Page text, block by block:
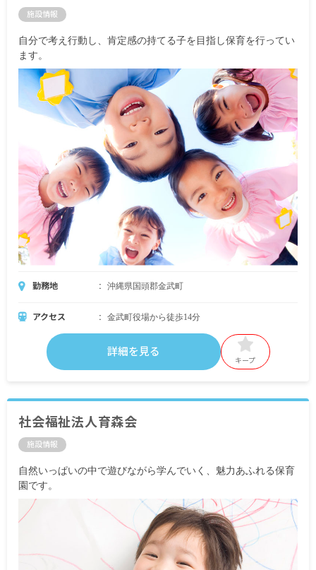
施設情報
自分で考え行動し、肯定感の持てる子を目指し保育を行ってい
ます。
勤務地 沖縄県国頭郡金武町
アクセス 金武町役場から徒歩14分
詳細を見る
キープ
社会福祉法人育森会
施設情報
自然いっぱいの中で遊びながら学んでいく、魅力あふれる保育
園です。